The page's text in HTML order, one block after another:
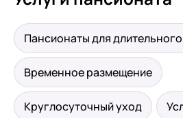
Пансионаты для
Временное размещение
Круглосуточный уход